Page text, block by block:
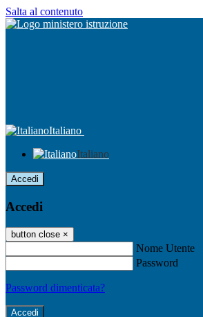
Salta al contenuto
Italiano
Italiano
Accedi
Accedi
button close ×
Nome Utente
Password
Password dimenticata?